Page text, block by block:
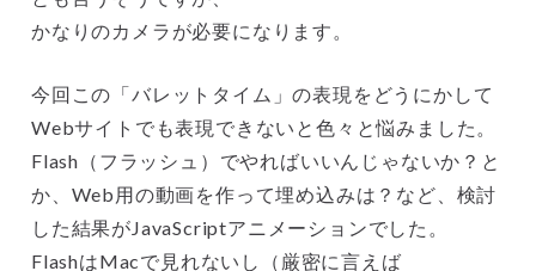
かなりのカメラが必要になります。
今回この「バレットタイム」の表現をどうにかして
Webサイトでも表現できないと色々と悩みました。
Flash（フラッシュ）でやればいいんじゃないか？と
か、Web用の動画を作って埋め込みは？など、検討
した結果がJavaScriptアニメーションでした。
FlashはMacで見れないし（厳密に言えば